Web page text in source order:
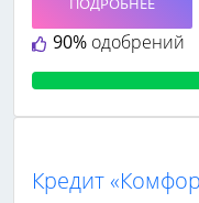
90% одобрений
Кредит